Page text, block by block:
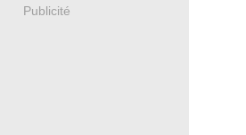
Publicité